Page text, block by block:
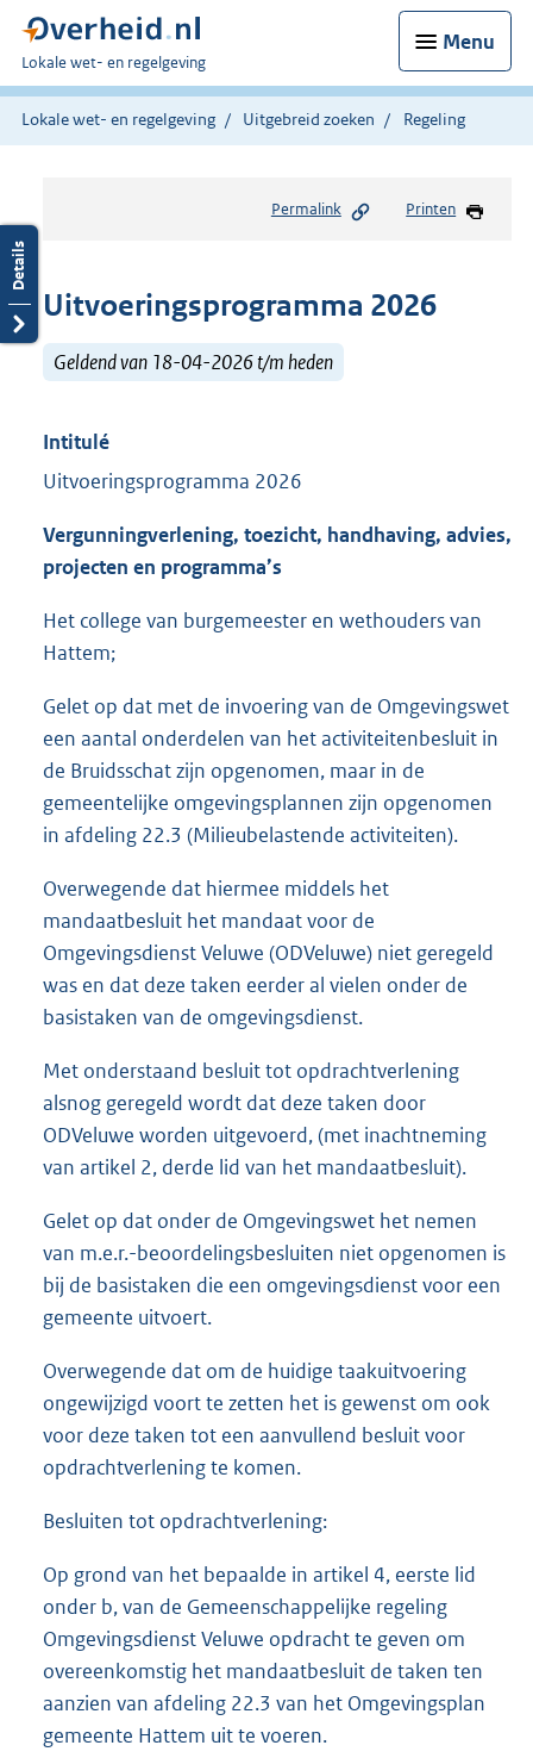
Menu
U
bent
hier:
Lokale wet- en regelgeving
Lokale wet- en regelgeving Uitgebreid zoeken Regeling
Permalink Printen
Uitvoeringsprogramma 2026
Geldend van 18-04-2026 t/m heden
Intitulé
Uitvoeringsprogramma 2026
Vergunningverlening, toezicht, handhaving, advies,
projecten en programma’s
Het college van burgemeester en wethouders van
Hattem;
Gelet op dat met de invoering van de Omgevingswet
een aantal onderdelen van het activiteitenbesluit in
de Bruidsschat zijn opgenomen, maar in de
gemeentelijke omgevingsplannen zijn opgenomen
in afdeling 22.3 (Milieubelastende activiteiten).
Overwegende dat hiermee middels het
mandaatbesluit het mandaat voor de
Omgevingsdienst Veluwe (ODVeluwe) niet geregeld
was en dat deze taken eerder al vielen onder de
basistaken van de omgevingsdienst.
Met onderstaand besluit tot opdrachtverlening
alsnog geregeld wordt dat deze taken door
ODVeluwe worden uitgevoerd, (met inachtneming
van artikel 2, derde lid van het mandaatbesluit).
Gelet op dat onder de Omgevingswet het nemen
van m.e.r.-beoordelingsbesluiten niet opgenomen is
bij de basistaken die een omgevingsdienst voor een
gemeente uitvoert.
Overwegende dat om de huidige taakuitvoering
ongewijzigd voort te zetten het is gewenst om ook
voor deze taken tot een aanvullend besluit voor
opdrachtverlening te komen.
Besluiten tot opdrachtverlening:
Op grond van het bepaalde in artikel 4, eerste lid
onder b, van de Gemeenschappelijke regeling
Omgevingsdienst Veluwe opdracht te geven om
overeenkomstig het mandaatbesluit de taken ten
aanzien van afdeling 22.3 van het Omgevingsplan
gemeente Hattem uit te voeren.